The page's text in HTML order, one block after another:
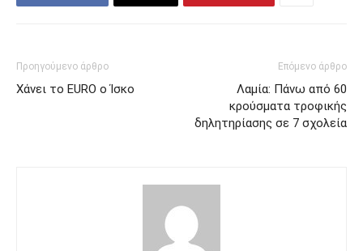
Προηγούμενο άρθρο
Χάνει το EURO o Ίσκο
Επόμενο άρθρο
Λαμία: Πάνω από 60
κρούσματα τροφικής
δηλητηρίασης σε 7 σχολεία